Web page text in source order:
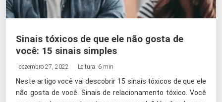
Sinais tóxicos de que ele não gosta de
você: 15 sinais simples
dezembro 27, 2022 Leitura: 6 min
Neste artigo você vai descobrir 15 sinais tóxicos de que ele
não gosta de você. Sinais de relacionamento tóxico. Você